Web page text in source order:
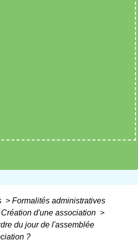
> Formalités administratives
Création d'une association >
du jour de l'assemblée
?